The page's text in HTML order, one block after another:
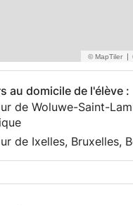
|
au domicile de l'élève :
de Woluwe-Saint-
de Ixelles, Bruxelles,